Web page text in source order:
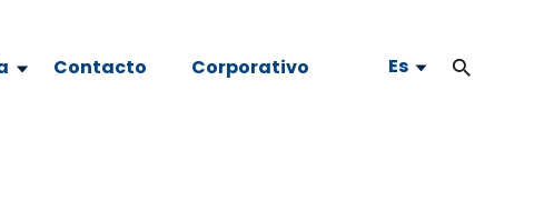
Contacto Corporativo Es